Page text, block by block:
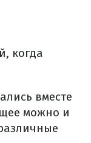
когда
вместе
можно и